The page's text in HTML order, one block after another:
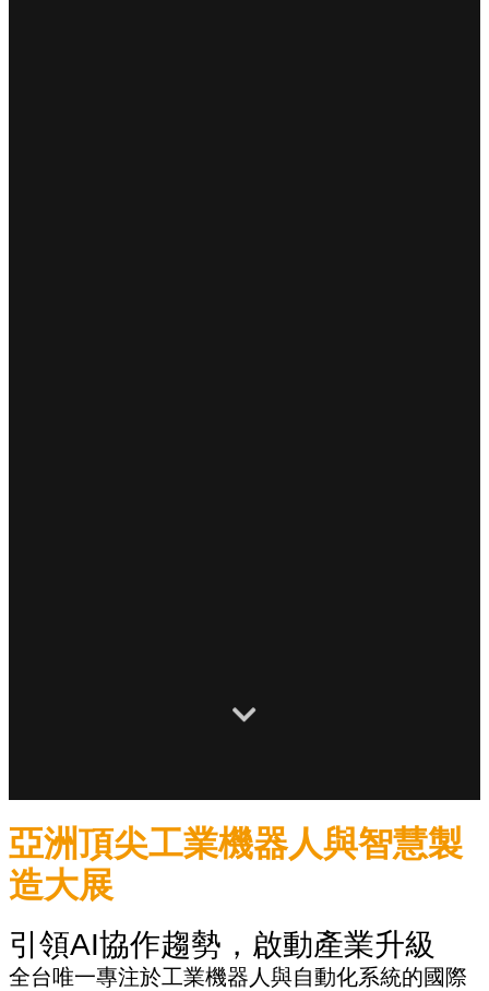
亞洲頂尖工業機器人與智慧製
造大展
引領AI協作趨勢，啟動產業升級
全台唯一專注於工業機器人與自動化系統的國際